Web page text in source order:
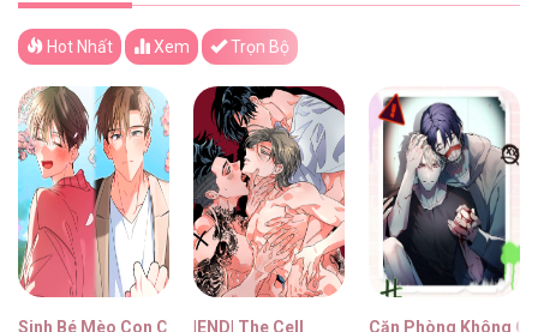
Hot Nhất Xem Trọn Bộ
Sinh Bé Mèo Con Cho Tôi Nhanh!
|END| The Cell Căn Phòng Không